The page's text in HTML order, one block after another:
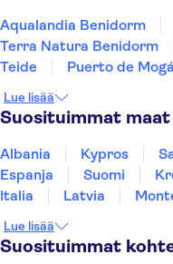
Aqualandia Benidorm
Terra Natura Benidorm
Teide
Puerto de
TUI Palma Maraton
Sagrada Família
Siam
Masca
Alhambra
Lue lisää
Suosituimmat maat
Albania Kypros
Espanja
Suomi
Italia
Latvia
Thaimaa
Turkki
Lue lisää
Suosituimmat